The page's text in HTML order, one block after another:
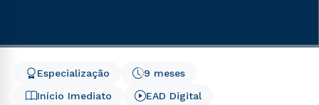
Início Imediato
9 meses
Especialização
EAD Digital